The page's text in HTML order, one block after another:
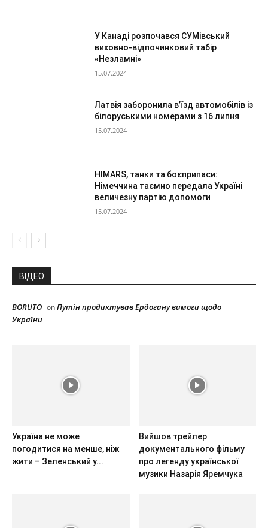
У Канаді розпочався СУМівський
виховно-відпочинковий табір
«Незламні»
15.07.2024
Латвія заборонила в’їзд автомобілів із
білоруськими номерами з 16 липня
15.07.2024
HIMARS, танки та боєприпаси:
Німеччина таємно передала Україні
величезну партію допомоги
15.07.2024
ВІДЕО
BORUTO onПутін продиктував Ердогану вимоги щодо
України
Україна не може
погодитися на менше, ніж
жити – Зеленський у...
Вийшов трейлер
документального фільму
про легенду української
музики Назарія Яремчука